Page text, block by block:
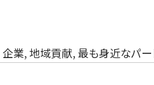
企業,地域貢献,最も身近なパー